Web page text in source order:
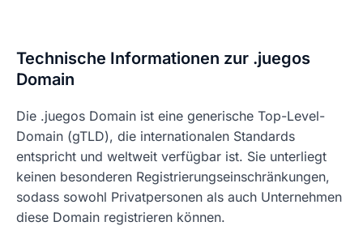
Technische Informationen zur .juegos
Domain
Die .juegos Domain ist eine generische Top-Level-
Domain (gTLD), die internationalen Standards
entspricht und weltweit verfügbar ist. Sie unterliegt
keinen besonderen Registrierungseinschränkungen,
sodass sowohl Privatpersonen als auch Unternehmen
diese Domain registrieren können.